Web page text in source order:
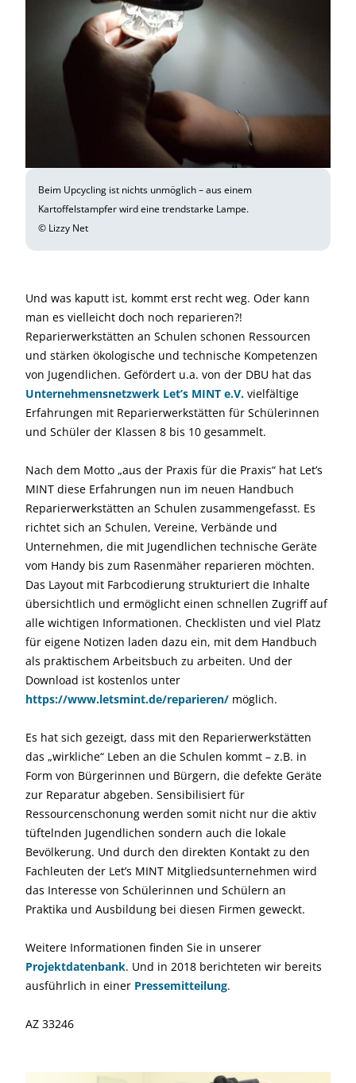
Beim Upcycling ist nichts unmöglich – aus einem
Kartoffelstampfer wird eine trendstarke Lampe.
© Lizzy Net
Und was kaputt ist, kommt erst recht weg. Oder kann
man es vielleicht doch noch reparieren?!
Reparierwerkstätten an Schulen schonen Ressourcen
und stärken ökologische und technische Kompetenzen
von Jugendlichen. Gefördert u.a. von der DBU hat das
Unternehmensnetzwerk Let’s MINT e.V. vielfältige
Erfahrungen mit Reparierwerkstätten für Schülerinnen
und Schüler der Klassen 8 bis 10 gesammelt.
Nach dem Motto „aus der Praxis für die Praxis“ hat Let’s
MINT diese Erfahrungen nun im neuen Handbuch
Reparierwerkstätten an Schulen zusammengefasst. Es
richtet sich an Schulen, Vereine, Verbände und
Unternehmen, die mit Jugendlichen technische Geräte
vom Handy bis zum Rasenmäher reparieren möchten.
Das Layout mit Farbcodierung strukturiert die Inhalte
übersichtlich und ermöglicht einen schnellen Zugriff auf
alle wichtigen Informationen. Checklisten und viel Platz
für eigene Notizen laden dazu ein, mit dem Handbuch
als praktischem Arbeitsbuch zu arbeiten. Und der
Download ist kostenlos unter
https://www.letsmint.de/reparieren/ möglich.
Es hat sich gezeigt, dass mit den Reparierwerkstätten
das „wirkliche“ Leben an die Schulen kommt – z.B. in
Form von Bürgerinnen und Bürgern, die defekte Geräte
zur Reparatur abgeben. Sensibilisiert für
Ressourcenschonung werden somit nicht nur die aktiv
tüftelnden Jugendlichen sondern auch die lokale
Bevölkerung. Und durch den direkten Kontakt zu den
Fachleuten der Let’s MINT Mitgliedsunternehmen wird
das Interesse von Schülerinnen und Schülern an
Praktika und Ausbildung bei diesen Firmen geweckt.
Weitere Informationen finden Sie in unserer
Projektdatenbank. Und in 2018 berichteten wir bereits
ausführlich in einer Pressemitteilung.
AZ 33246